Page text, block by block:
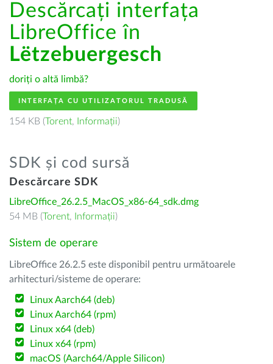
Descărcați interfața
LibreOffice în
Lëtzebuergesch
doriți o altă limbă?
INTERFAȚA CU UTILIZATORUL TRADUSĂ
154 KB (Torent, Informații)
SDK și cod sursă
Descărcare SDK
LibreOffice_26.2.5_MacOS_x86-64_sdk.dmg
54 MB (Torent, Informații)
Sistem de operare
LibreOffice 26.2.5 este disponibil pentru următoarele
arhitecturi/sisteme de operare:
Linux Aarch64 (deb)
Linux Aarch64 (rpm)
Linux x64 (deb)
Linux x64 (rpm)
macOS (Aarch64/Apple Silicon)